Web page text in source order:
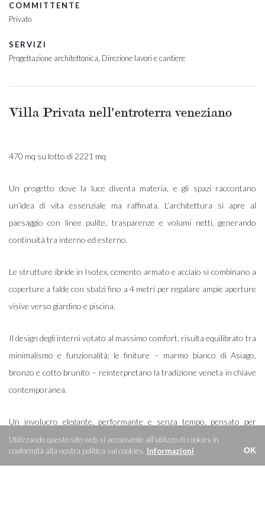
COMMITTENTE
Privato
SERVIZI
Progettazione architettonica Direzione lavori e cantiere
Villa Privata nell'entroterra veneziano
470 mq su lotto di 2221 mq
Un progetto dove la luce diventa materia, e gli spazi raccontano
un’idea di vita essenziale ma raffinata. L’architettura si apre al
paesaggio con linee pulite, trasparenze e volumi netti, generando
continuità tra interno ed esterno.
Le strutture ibride in Isotex, cemento armato e acciaio si combinano a
coperture a falde con sbalzi fino a 4 metri per regalare ampie aperture
visive verso giardino e piscina.
Il design degli interni votato al massimo comfort, risulta equilibrato tra
minimalismo e funzionalità; le finiture – marmo bianco di Asiago,
bronzo e cotto brunito – reinterpretano la tradizione veneta in chiave
contemporanea.
Un involucro elegante, performante e senza tempo, pensato per
abitare il presente con stile, luce e consapevolezza.
Utilizzando questo sito web si acconsente all'utilizzo di cookies in
conformità alla nostra politica sui cookies. Informazioni OK